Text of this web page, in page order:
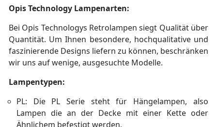
Opis Technology Lampenarten:
Bei Opis Technologys Retrolampen siegt Qualität über
Quantität. Um Ihnen besondere, hochqualitative und
faszinierende Designs liefern zu können, beschränken
wir uns auf wenige, ausgesuchte Modelle.
Lampentypen:
PL: Die PL Serie steht für Hängelampen, also
Lampen die an der Decke mit einer Kette oder
Ähnlichem befestigt werden.